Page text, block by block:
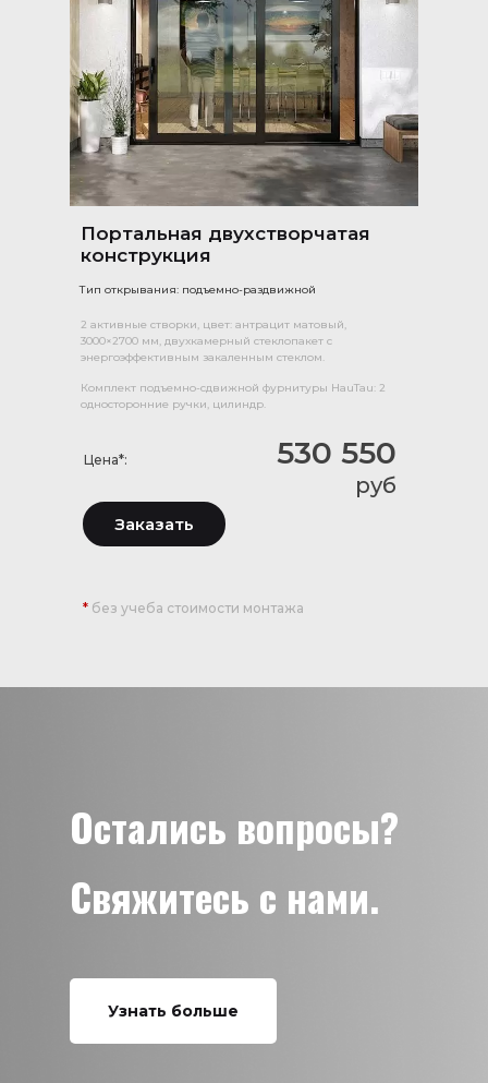
530 550
руб
Портальная двухстворчатая
конструкция
Тип открывания: подъемно-раздвижной
2 активные створки, цвет: антрацит матовый,
3000×2700 мм, двухкамерный стеклопакет с
энергоэффективным закаленным стеклом.
Комплект подъемно-сдвижной фурнитуры HauTau: 2
односторонние ручки, цилиндр.
Цена*:
Заказать
* без учеба стоимости монтажа
Остались вопросы?
Свяжитесь с нами.
Узнать больше